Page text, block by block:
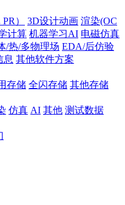
） 3D设计动画 渲染(OC
计算 机器学习AI 电磁仿真
/热/多物理场 EDA/后仿验
息 其他软件方案
存储 全闪存储 其他存储
仿真 AI 其他 测试数据